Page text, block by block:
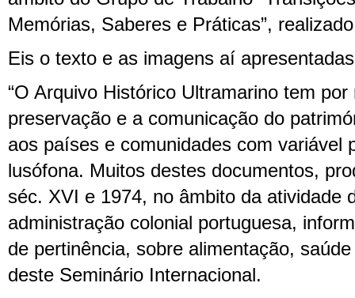
Memórias, Saberes e Práticas”,
Eis o texto e as imagens aí
“O Arquivo Histórico Ultramarino tem
preservação e a comunicação do
aos países e comunidades com variável
lusófona. Muitos destes documentos,
séc. XVI e 1974, no âmbito da atividade
administração colonial portuguesa,
de pertinência, sobre alimentação,
deste Seminário Internacional.